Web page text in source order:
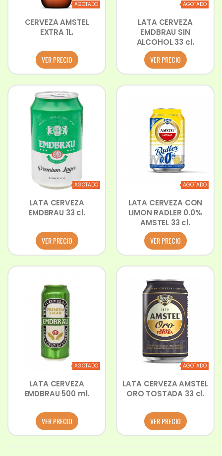
AGOTADO
CERVEZA AMSTEL
EXTRA 1L.
VER PRECIO
AGOTADO
LATA CERVEZA
EMDBRAU SIN
ALCOHOL 33 cl.
VER PRECIO
AGOTADO
LATA CERVEZA
EMDBRAU 33 cl.
VER PRECIO
AGOTADO
LATA CERVEZA CON
LIMON RADLER 0.0%
AMSTEL 33 cl.
VER PRECIO
AGOTADO
LATA CERVEZA
EMDBRAU 500 ml.
VER PRECIO
AGOTADO
LATA CERVEZA AMSTEL
ORO TOSTADA 33 cl.
VER PRECIO